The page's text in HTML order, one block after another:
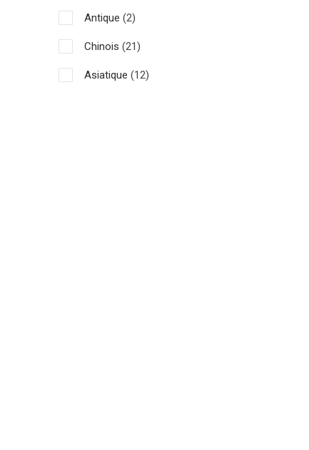
Antique (2)
Chinois (21)
Asiatique (12)